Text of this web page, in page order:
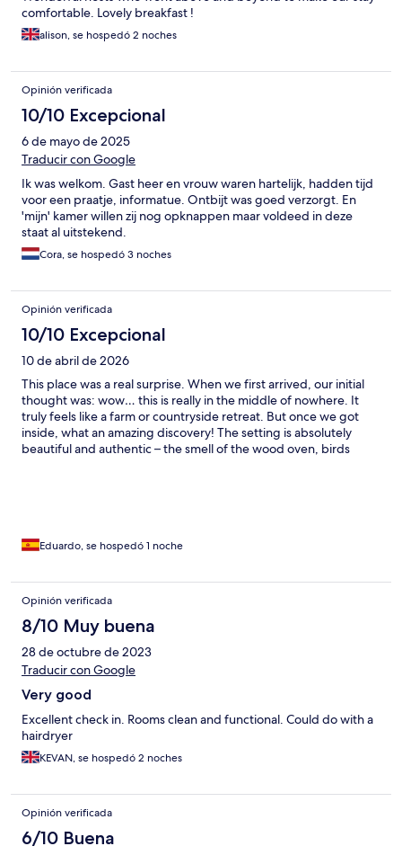
comfortable. Lovely breakfast !
alison, se hospedó 2 noches
Opinión verificada
10/10 Excepcional
6 de mayo de 2025
Traducir con Google
Ik was welkom. Gast heer en vrouw waren hartelijk, hadden tijd
voor een praatje, informatue. Ontbijt was goed verzorgt. En
'mijn' kamer willen zij nog opknappen maar voldeed in deze
staat al uitstekend.
Cora, se hospedó 3 noches
Opinión verificada
10/10 Excepcional
10 de abril de 2026
This place was a real surprise. When we first arrived, our initial
thought was: wow… this is really in the middle of nowhere. It
truly feels like a farm or countryside retreat. But once we got
inside, what an amazing discovery! The setting is absolutely
beautiful and authentic – the smell of the wood oven, birds
comfortable. The pool, common areas, and overall environment
just a hotel. And the breakfast… that alone deserves a separate
review. Absolutely fantastic! 5 Stars! Everything was perfect
from start to finish. Thank you so much, Christoph. We will
definitely come back if we have the chance!
Eduardo, se hospedó 1 noche
Opinión verificada
8/10 Muy buena
28 de octubre de 2023
Traducir con Google
Very good
Excellent check in. Rooms clean and functional. Could do with a
hairdryer
KEVAN, se hospedó 2 noches
Opinión verificada
6/10 Buena